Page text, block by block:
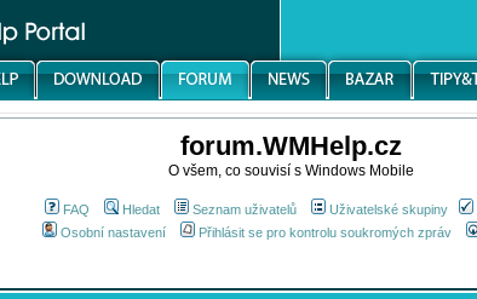
forum.WMHelp.cz
O všem, co souvisí s Windows Mobile
FAQ Hledat Seznam uživatelů Uživatelské skupiny
Osobní nastavení
Přihlásit se pro kontrolu soukromých zpráv